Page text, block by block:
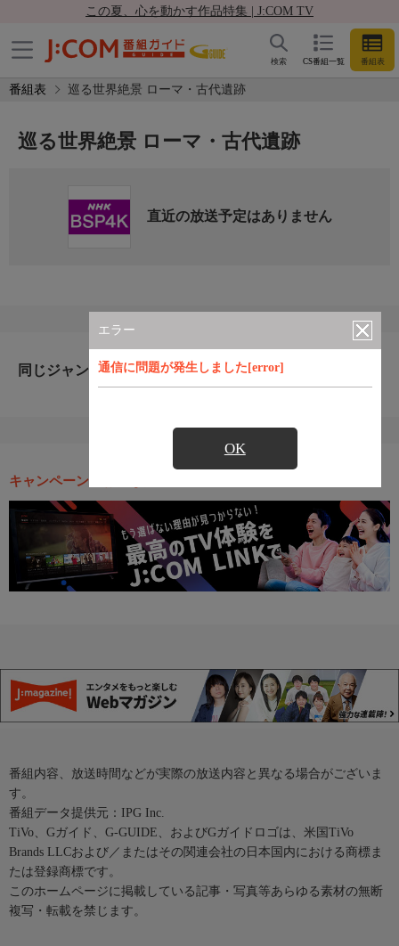
この夏、心を動かす作品特集 | J:COM TV
CS番組一覧 番組表
検索
番組表 巡る世界絶景 ローマ・古代遺跡
エラー
通信に問題が発生しました[error]
OK
巡る世界絶景 ローマ・古代遺跡
直近の放送予定はありません
同じジャンルのおすすめ番組
キャンペーン・お得な情報
番組内容、放送時間などが実際の放送内容と異なる場合がございま
す。
番組データ提供元：IPG Inc.
TiVo、Gガイド、G-GUIDE、およびGガイドロゴは、米国TiVo
Brands LLCおよび／またはその関連会社の日本国内における商標ま
たは登録商標です。
このホームページに掲載している記事・写真等あらゆる素材の無断
複写・転載を禁じます。